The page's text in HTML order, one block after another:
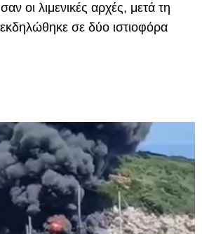
οι λιμενικές αρχές, μετά τη
σε δύο ιστιοφόρα